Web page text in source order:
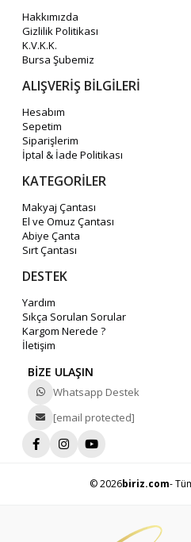
Hakkımızda
Gizlilik Politikası
K.V.K.K.
Bursa Şubemiz
ALIŞVERİŞ BİLGİLERİ
Hesabım
Sepetim
Siparişlerim
İptal & İade Politikası
KATEGORİLER
Makyaj Çantası
El ve Omuz Çantası
Abiye Çanta
Sırt Çantası
DESTEK
Yardım
Sıkça Sorulan Sorular
Kargom Nerede ?
İletişim
BİZE ULAŞIN
Whatsapp Destek
[email protected]
© 2026biriz.com-